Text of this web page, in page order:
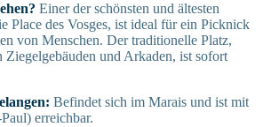
Einer der schönsten und ältesten
Place des Vosges, ist ideal für ein Picknick
von Menschen. Der traditionelle Platz,
Ziegelgebäuden und Arkaden, ist sofort
Befindet sich im Marais und ist mit
erreichbar.